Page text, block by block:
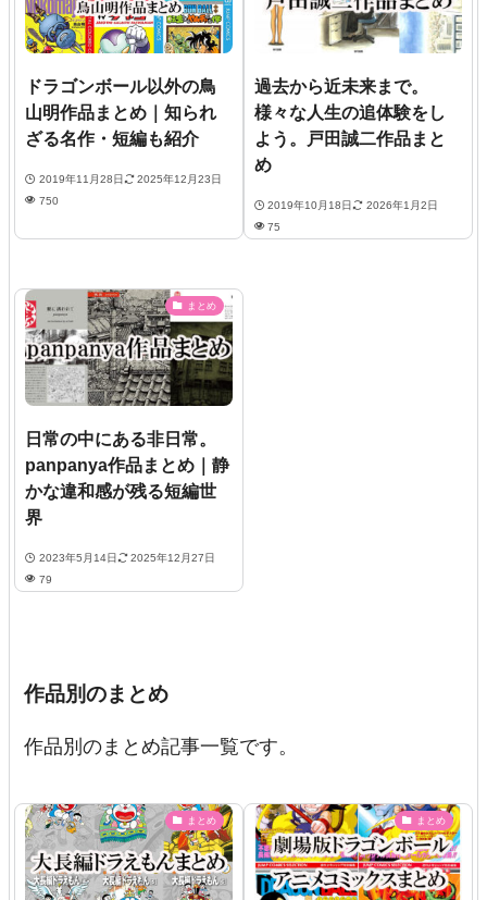
ドラゴンボール以外の鳥
山明作品まとめ｜知られ
ざる名作・短編も紹介
2019年11月28日
2025年12月23日
750
過去から近未来まで。
様々な人生の追体験をし
よう。戸田誠二作品まと
め
2019年10月18日
2026年1月2日
75
まとめ
日常の中にある非日常。
panpanya作品まとめ｜静
かな違和感が残る短編世
界
2023年5月14日
2025年12月27日
79
作品別のまとめ
作品別のまとめ記事一覧です。
まとめ まとめ